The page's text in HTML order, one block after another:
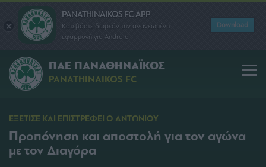
PANATHINAIKOS FC APP
Κατεβάστε δωρεάν την ανανεωμένη
εφαρμογή για Android
Download
ΠΑΕ ΠΑΝΑΘΗΝΑΪΚΟΣ
PANATHINAIKOS FC
ΕΞΕΤΙΣΕ ΚΑΙ ΕΠΙΣΤΡΕΦΕΙ Ο ΑΝΤΩΝΙΟΥ
Προπόνηση και αποστολή για τον αγώνα
με τον Διαγόρα